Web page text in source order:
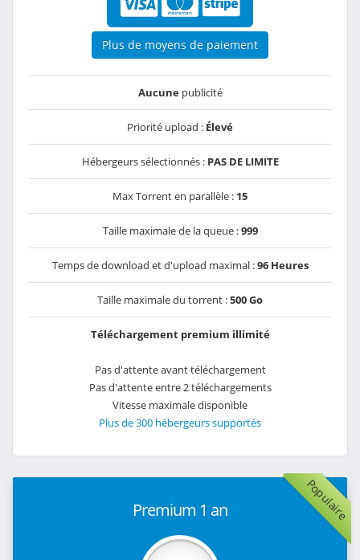
Plus de moyens de paiement
Aucunepublicité
Priorité upload : Élevé
Hébergeurs sélectionnés : PAS DE LIMITE
Max Torrent en parallèle : 15
Taille maximale de la queue :999
Temps de download et d'upload maximal :96 Heures
Taille maximale du torrent :500 Go
Téléchargement premium illimité
Pas d'attente avant téléchargement
Pas d'attente entre 2 téléchargements
Vitesse maximale disponible
Plus de 300 hébergeurs supportés
Populaire
Premium 1 an